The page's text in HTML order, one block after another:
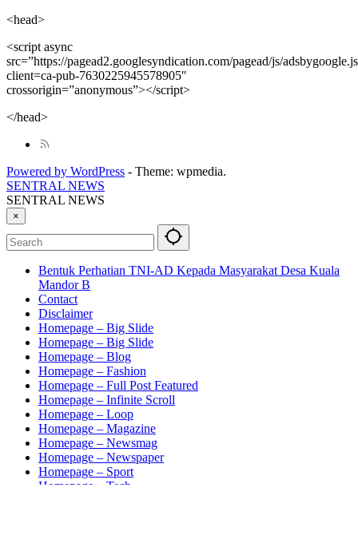
<head>
<script async
src=”https://pagead2.googlesyndication.com/pagead/js/
client=ca-pub-7630225945578905″
crossorigin=”anonymous”></script>
</head>
Powered by WordPress - Theme: wpmedia.
SENTRAL NEWS
SENTRAL NEWS
×
Bentuk Perhatian TNI-AD Kepada Masyarakat Desa Kuala
Mandor B
Contact
Disclaimer
Homepage – Big Slide
Homepage – Big Slide
Homepage – Blog
Homepage – Fashion
Homepage – Full Post Featured
Homepage – Infinite Scroll
Homepage – Loop
Homepage – Magazine
Homepage – Newsmag
Homepage – Newspaper
Homepage – Sport
Homepage – Tech